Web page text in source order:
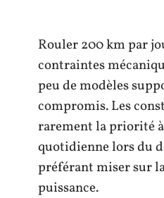
Rouler 200 km par
contraintes
peu de modèles
compromis. Les
rarement la priorité
quotidienne lors du
préférant miser sur
puissance.